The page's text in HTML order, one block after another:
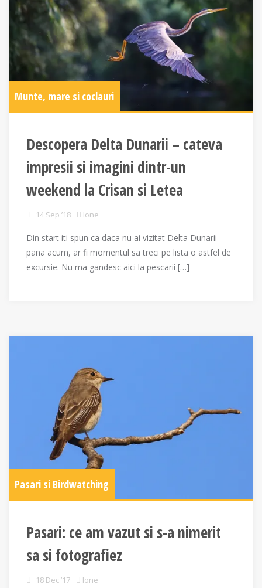
Munte, mare si coclauri
Descopera Delta Dunarii – cateva
impresii si imagini dintr-un
weekend la Crisan si Letea
14 Sep ’18 Ione
Din start iti spun ca daca nu ai vizitat Delta Dunarii
pana acum, ar fi momentul sa treci pe lista o astfel de
excursie. Nu ma gandesc aici la pescarii […]
Pasari si Birdwatching
Pasari: ce am vazut si s-a nimerit
sa si fotografiez
18 Dec ’17 Ione